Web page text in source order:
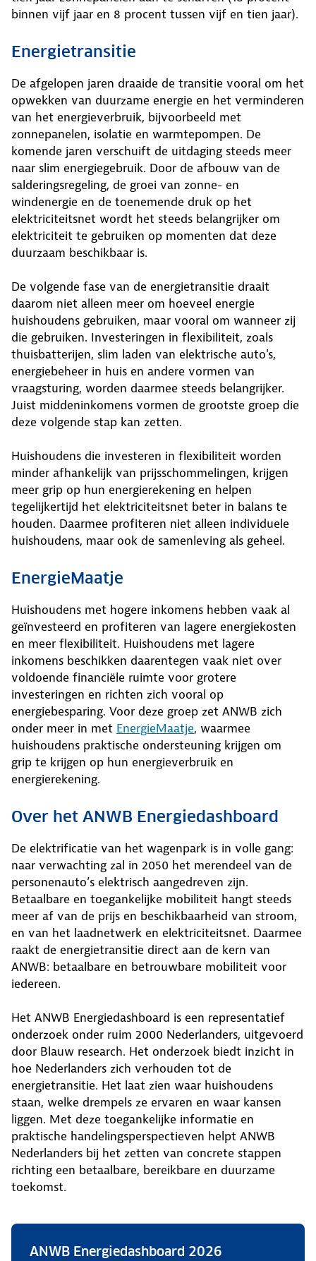
binnen vijf jaar en 8 procent tussen vijf en tien jaar).
Energietransitie
De afgelopen jaren draaide de transitie vooral om het
opwekken van duurzame energie en het verminderen
van het energieverbruik, bijvoorbeeld met
zonnepanelen, isolatie en warmtepompen. De
komende jaren verschuift de uitdaging steeds meer
naar slim energiegebruik. Door de afbouw van de
salderingsregeling, de groei van zonne- en
windenergie en de toenemende druk op het
elektriciteitsnet wordt het steeds belangrijker om
elektriciteit te gebruiken op momenten dat deze
duurzaam beschikbaar is.
De volgende fase van de energietransitie draait
daarom niet alleen meer om hoeveel energie
huishoudens gebruiken, maar vooral om wanneer zij
die gebruiken. Investeringen in flexibiliteit, zoals
thuisbatterijen, slim laden van elektrische auto's,
energiebeheer in huis en andere vormen van
vraagsturing, worden daarmee steeds belangrijker.
Juist middeninkomens vormen de grootste groep die
deze volgende stap kan zetten.
Huishoudens die investeren in flexibiliteit worden
minder afhankelijk van prijsschommelingen, krijgen
meer grip op hun energierekening en helpen
tegelijkertijd het elektriciteitsnet beter in balans te
houden. Daarmee profiteren niet alleen individuele
huishoudens, maar ook de samenleving als geheel.
EnergieMaatje
Huishoudens met hogere inkomens hebben vaak al
geïnvesteerd en profiteren van lagere energiekosten
en meer flexibiliteit. Huishoudens met lagere
inkomens beschikken daarentegen vaak niet over
voldoende financiële ruimte voor grotere
investeringen en richten zich vooral op
energiebesparing. Voor deze groep zet ANWB zich
onder meer in met EnergieMaatje, waarmee
huishoudens praktische ondersteuning krijgen om
grip te krijgen op hun energieverbruik en
energierekening.
Over het ANWB Energiedashboard
De elektrificatie van het wagenpark is in volle gang:
naar verwachting zal in 2050 het merendeel van de
personenauto’s elektrisch aangedreven zijn.
Betaalbare en toegankelijke mobiliteit hangt steeds
meer af van de prijs en beschikbaarheid van stroom,
en van het laadnetwerk en elektriciteitsnet. Daarmee
raakt de energietransitie direct aan de kern van
ANWB: betaalbare en betrouwbare mobiliteit voor
iedereen.
Het ANWB Energiedashboard is een representatief
onderzoek onder ruim 2000 Nederlanders, uitgevoerd
door Blauw research. Het onderzoek biedt inzicht in
hoe Nederlanders zich verhouden tot de
energietransitie. Het laat zien waar huishoudens
staan, welke drempels ze ervaren en waar kansen
liggen. Met deze toegankelijke informatie en
praktische handelingsperspectieven helpt ANWB
Nederlanders bij het zetten van concrete stappen
richting een betaalbare, bereikbare en duurzame
toekomst.
ANWB Energiedashboard 2026